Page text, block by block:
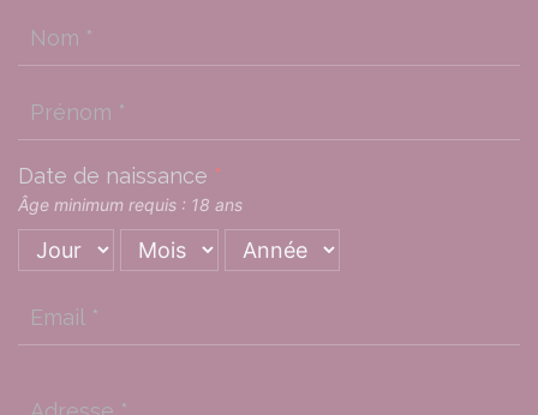
Nom*
Prénom*
Date de naissance *
Âge minimum requis : 18 ans
Jour Mois Année
Email*
Adresse*